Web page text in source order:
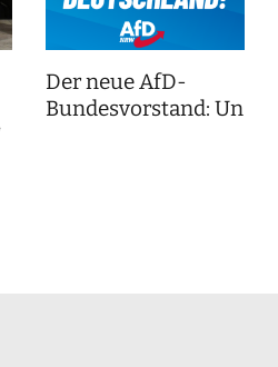
Der neue AfD-
Bundesvorstand: